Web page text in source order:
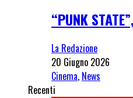
“PUNK
La Redazione
20 Giugno 2026
Cinema, News
Recenti